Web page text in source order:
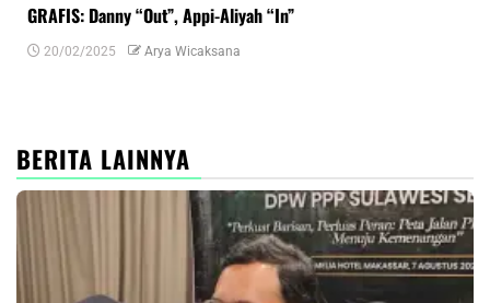
GRAFIS: Danny “Out”, Appi-Aliyah “In”
20/02/2025 Arya Wicaksana
BERITA LAINNYA